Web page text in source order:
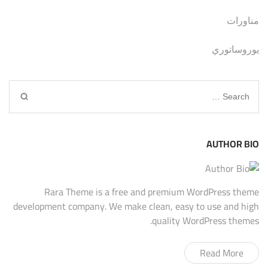
مناورات
يوروساتوري
Search
for:
AUTHOR BIO
Rara Theme is a free and premium WordPress theme
development company. We make clean, easy to use and high
quality WordPress themes.
Read More